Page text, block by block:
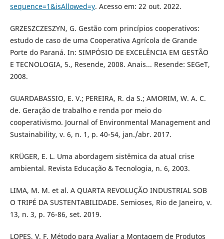
sequence=1&isAllowed=y. Acesso em: 22 out. 2022.
GRZESZCZESZYN, G. Gestão com princípios cooperativos:
estudo de caso de uma Cooperativa Agrícola de Grande
Porte do Paraná. In: SIMPÓSIO DE EXCELÊNCIA EM GESTÃO
E TECNOLOGIA, 5., Resende, 2008. Anais... Resende: SEGeT,
2008.
GUARDABASSIO, E. V.; PEREIRA, R. da S.; AMORIM, W. A. C.
de. Geração de trabalho e renda por meio do
cooperativismo. Journal of Environmental Management and
Sustainability, v. 6, n. 1, p. 40-54, jan./abr. 2017.
KRÜGER, E. L. Uma abordagem sistêmica da atual crise
ambiental. Revista Educação & Tecnologia, n. 6, 2003.
LIMA, M. M. et al. A QUARTA REVOLUÇÃO INDUSTRIAL SOB
O TRIPÉ DA SUSTENTABILIDADE. Semioses, Rio de Janeiro, v.
13, n. 3, p. 76-86, set. 2019.
LOPES, V. F. Método para Avaliar a Montagem de Produtos